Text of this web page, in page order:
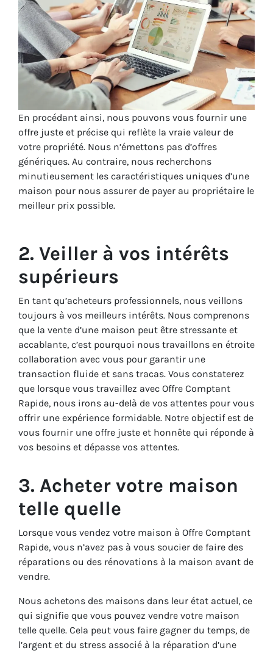
En procédant ainsi, nous pouvons vous fournir une
offre juste et précise qui reflète la vraie valeur de
votre propriété. Nous n’émettons pas d’offres
génériques. Au contraire, nous recherchons
minutieusement les caractéristiques uniques d’une
maison pour nous assurer de payer au propriétaire le
meilleur prix possible.
2. Veiller à vos intérêts
supérieurs
En tant qu’acheteurs professionnels, nous veillons
toujours à vos meilleurs intérêts. Nous comprenons
que la vente d’une maison peut être stressante et
accablante, c’est pourquoi nous travaillons en étroite
collaboration avec vous pour garantir une
transaction fluide et sans tracas. Vous constaterez
que lorsque vous travaillez avec Offre Comptant
Rapide, nous irons au-delà de vos attentes pour vous
offrir une expérience formidable. Notre objectif est de
vous fournir une offre juste et honnête qui réponde à
vos besoins et dépasse vos attentes.
3. Acheter votre maison
telle quelle
Lorsque vous vendez votre maison à Offre Comptant
Rapide, vous n’avez pas à vous soucier de faire des
réparations ou des rénovations à la maison avant de
vendre.
Nous achetons des maisons dans leur état actuel, ce
qui signifie que vous pouvez vendre votre maison
telle quelle. Cela peut vous faire gagner du temps, de
l’argent et du stress associé à la réparation d’une